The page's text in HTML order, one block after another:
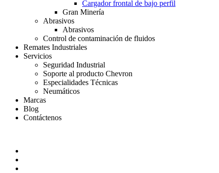
Cargador frontal de bajo perfil
Gran Minería
Abrasivos
Abrasivos
Control de contaminación de fluidos
Remates Industriales
Servicios
Seguridad Industrial
Soporte al producto Chevron
Especialidades Técnicas
Neumáticos
Marcas
Blog
Contáctenos